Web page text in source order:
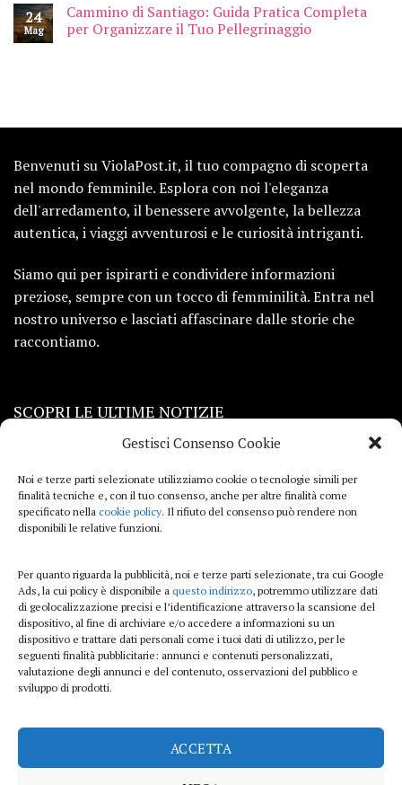
Gestisci Consenso Cookie
Noi e terze parti selezionate utilizziamo cookie o tecnologie simili per
finalità tecniche e, con il tuo consenso, anche per altre finalità come
specificato nella cookie policy. Il rifiuto del consenso può rendere non
disponibili le relative funzioni.
Per quanto riguarda la pubblicità, noi e terze parti selezionate, tra cui Google
Ads, la cui policy è disponibile a questo indirizzo, potremmo utilizzare dati
di geolocalizzazione precisi e l’identificazione attraverso la scansione del
dispositivo, al fine di archiviare e/o accedere a informazioni su un
dispositivo e trattare dati personali come i tuoi dati di utilizzo, per le
seguenti finalità pubblicitarie: annunci e contenuti personalizzati,
valutazione degli annunci e del contenuto, osservazioni del pubblico e
sviluppo di prodotti.
ACCETTA
24
Mag
Cammino di Santiago: Guida Pratica Completa
per Organizzare il Tuo Pellegrinaggio
Benvenuti su ViolaPost.it, il tuo compagno di scoperta
nel mondo femminile. Esplora con noi l'eleganza
dell'arredamento, il benessere avvolgente, la bellezza
autentica, i viaggi avventurosi e le curiosità intriganti.
Siamo qui per ispirarti e condividere informazioni
preziose, sempre con un tocco di femminilità. Entra nel
nostro universo e lasciati affascinare dalle storie che
raccontiamo.
SCOPRI LE ULTIME NOTIZIE
Viaggi
Beauty e benessere
Curiosità
Lifestyle
Sport
iTech
ViolaPost.it partecipa al Programma Affiliazione Amazon EU, un programma di